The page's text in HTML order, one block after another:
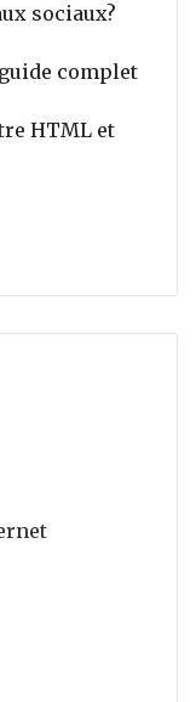
sociaux?
complet
HTML et